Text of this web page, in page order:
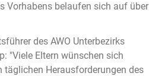
Vorhabens belaufen sich auf über
des AWO Unterbezirks
"Viele Eltern wünschen sich
täglichen Herausforderungen des